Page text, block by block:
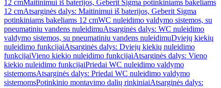
12 cmMaitinimui iš baterijos, Geberit Sigma potinkiniams bakeliams
12 cmAtsarginės dalys: Maitinimui iš baterijos, Geberit Sigma
potinkiniams bakeliams 12 cmWC nuleidimo valdymo sistemos, su
pneumatiniu vandens nuleidimuAtsarginės dalys: WC nuleidimo
valdymo sistemos, su pneumatiniu vandens nuleidimuDviejų kiekių
nuleidimo funkcijaiAtsarginės dalys: Dviejų kiekių nuleidimo
funkcijaiVieno kiekio nuleidimo funkcijaiAtsarginės dalys: Vieno
kiekio nuleidimo funkcijaiPriedai WC nuleidimo valdymo
sistemomsAtsarginės dalys: Priedai WC nuleidimo valdymo
sistemomsPotinkinio montavimo dalių rinkiniaiAtsarginės dalys: